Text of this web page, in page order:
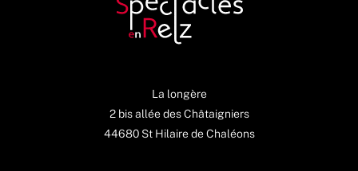
La longère
2 bis allée des Châtaigniers
44680 St Hilaire de Chaléons